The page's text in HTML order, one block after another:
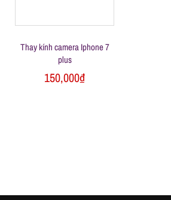
Thay kính camera Iphone 7
plus
150,000₫